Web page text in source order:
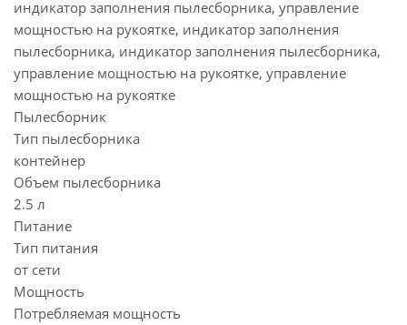
индикатор заполнения пылесборника, управление
мощностью на рукоятке, индикатор заполнения
пылесборника, индикатор заполнения пылесборника,
управление мощностью на рукоятке, управление
мощностью на рукоятке
Пылесборник
Тип пылесборника
контейнер
Объем пылесборника
2.5 л
Питание
Тип питания
от сети
Мощность
Потребляемая мощность